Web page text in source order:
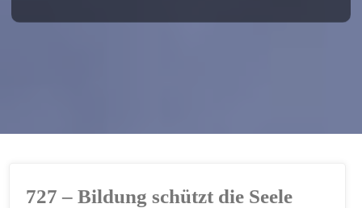
727 – Bildung schützt die Seele